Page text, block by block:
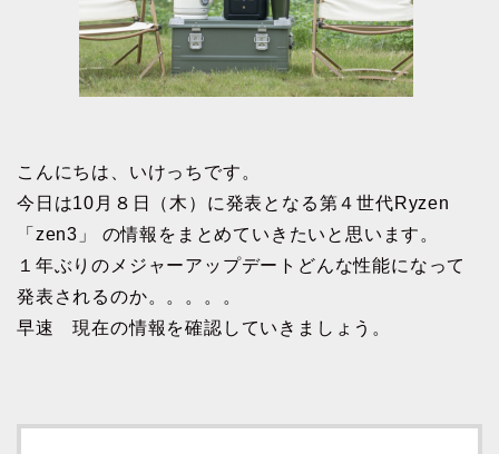
こんにちは、いけっちです。
今日は10月８日（木）に発表となる第４世代Ryzen
「zen3」 の情報をまとめていきたいと思います。
１年ぶりのメジャーアップデートどんな性能になって
発表されるのか。。。。。
早速 現在の情報を確認していきましょう。